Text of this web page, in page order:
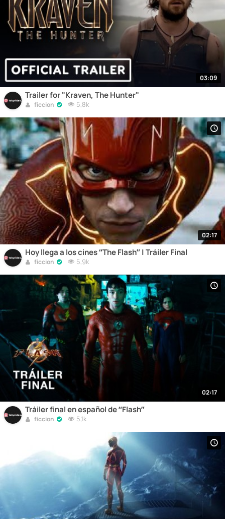
03:09
Trailer for "Kraven, The Hunter"
ficcion 5,8k
02:17
Hoy llega a los cines “The Flash” | Tráiler Final
ficcion 5,9k
02:17
Tráiler final en español de “Flash”
ficcion 5,1k